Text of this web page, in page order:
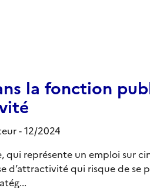
la fonction
- 12/2024
qui représente un emploi sur
d’attractivité qui risque de se